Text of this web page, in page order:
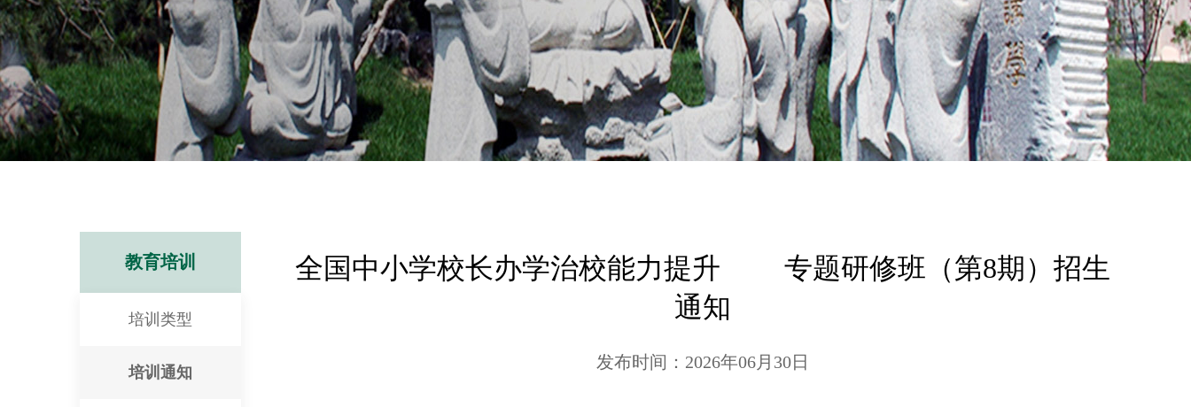
教育培训
培训类型
培训通知
全国中小学校长办学治校能力提升 专题研修班（第8期）招生
通知
发布时间：2026年06月30日